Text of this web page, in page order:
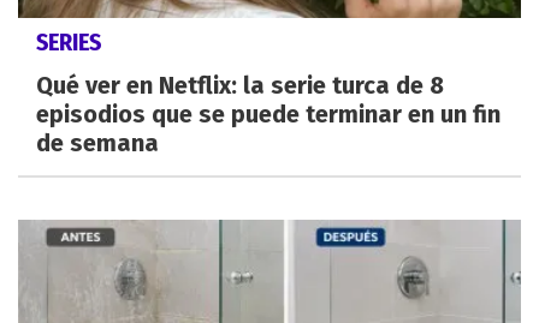
SERIES
Qué ver en Netflix: la serie turca de 8
episodios que se puede terminar en un fin
de semana